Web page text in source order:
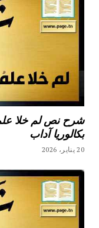
شرح نص لم خلا علم
بكالوريا آداب
20 يناير، 2026